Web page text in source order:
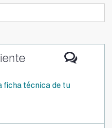
técnica de tu